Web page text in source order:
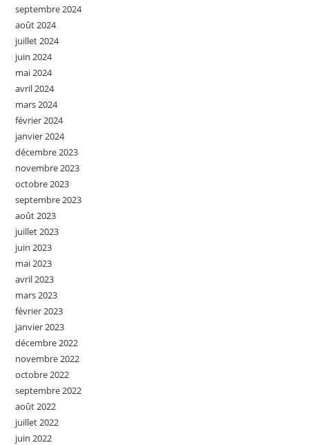
septembre 2024
août 2024
juillet 2024
juin 2024
mai 2024
avril 2024
mars 2024
février 2024
janvier 2024
décembre 2023
novembre 2023
octobre 2023
septembre 2023
août 2023
juillet 2023
juin 2023
mai 2023
avril 2023
mars 2023
février 2023
janvier 2023
décembre 2022
novembre 2022
octobre 2022
septembre 2022
août 2022
juillet 2022
juin 2022